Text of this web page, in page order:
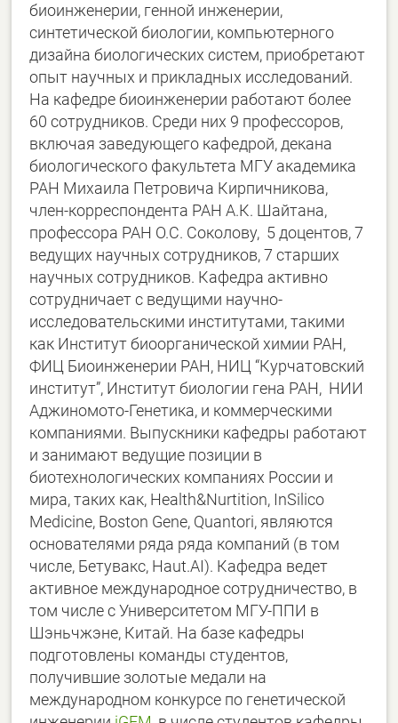
биоинженерии, генной инженерии,
синтетической биологии, компьютерного
дизайна биологических систем, приобретают
опыт научных и прикладных исследований.
На кафедре биоинженерии работают более
60 сотрудников. Среди них 9 профессоров,
включая заведующего кафедрой, декана
биологического факультета МГУ академика
РАН Михаила Петровича Кирпичникова,
член-корреспондента РАН А.К. Шайтана,
профессора РАН О.С. Соколову, 5 доцентов, 7
ведущих научных сотрудников, 7 старших
научных сотрудников. Кафедра активно
сотрудничает с ведущими научно-
исследовательскими институтами, такими
как Институт биоорганической химии РАН,
ФИЦ Биоинженерии РАН, НИЦ “Курчатовский
институт”, Институт биологии гена РАН, НИИ
Аджиномото-Генетика, и коммерческими
компаниями. Выпускники кафедры работают
и занимают ведущие позиции в
биотехнологических компаниях России и
мира, таких как, Health&Nurtition, InSilico
Medicine, Boston Gene, Quantori, являются
основателями ряда ряда компаний (в том
числе, Бетувакс, Haut.AI). Кафедра ведет
активное международное сотрудничество, в
том числе с Университетом МГУ-ППИ в
Шэньчжэне, Китай. На базе кафедры
подготовлены команды студентов,
получившие золотые медали на
международном конкурсе по генетической